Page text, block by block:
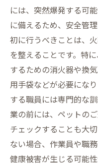
には、突然爆発する可
に備えるため、安全管
初に行うべきことは、
を整えることです。特
するための消火器や換
用手袋などが必要にな
する職員には専門的な
業の前には、ペットの
チェックすることも大
ない場合、作業員や職
健康被害が生じる可能